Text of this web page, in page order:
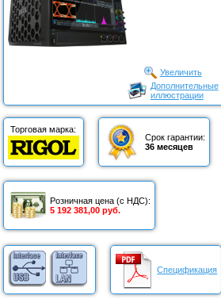
Увеличить
Дополнительные
иллюстрации
Торговая марка:
Срок гарантии:
36 месяцев
Розничная цена (с НДС):
5 192 381,00 руб.
Спецификация